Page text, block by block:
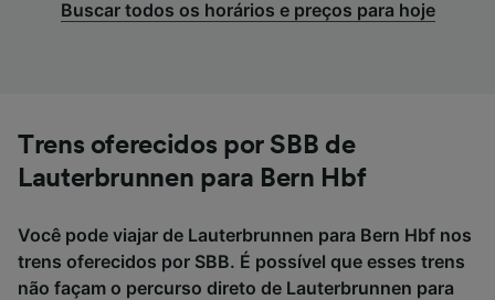
Buscar todos os horários e preços para hoje
Trens oferecidos por SBB de
Lauterbrunnen para Bern Hbf
Você pode viajar de Lauterbrunnen para Bern Hbf nos
trens oferecidos por SBB. É possível que esses trens
não façam o percurso direto de Lauterbrunnen para